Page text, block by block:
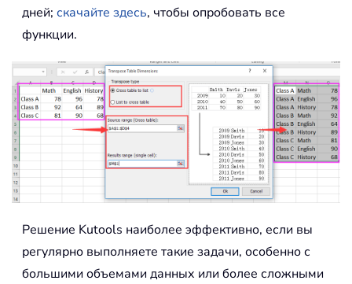
дней; скачайте здесь, чтобы опробовать все
функции.
Решение Kutools наиболее эффективно, если вы
регулярно выполняете такие задачи, особенно с
большими объемами данных или более сложными